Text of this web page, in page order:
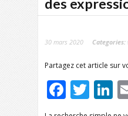
des
30 mars 2020 Categories:
Partagez cet article sur